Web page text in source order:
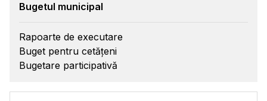
Bugetul municipal
Rapoarte de executare
Buget pentru cetățeni
Bugetare participativă